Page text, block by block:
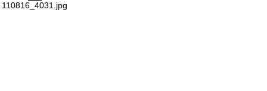
110816_4031.jpg